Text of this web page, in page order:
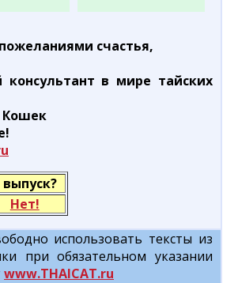
счастья,
в мире тайских
Кошек
Нет!
использовать тексты из
при обязательном указании
www.THAICAT.ru